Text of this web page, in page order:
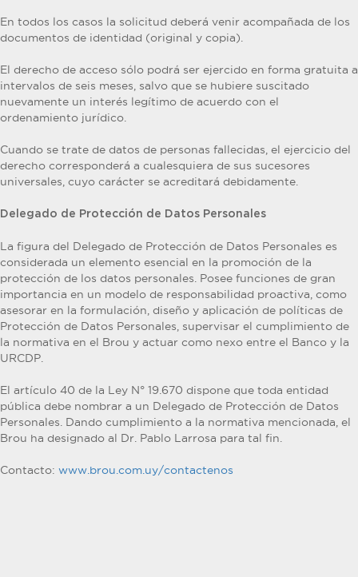
En todos los casos la solicitud deberá venir acompañada de los
documentos de identidad (original y copia).
El derecho de acceso sólo podrá ser ejercido en forma gratuita a
intervalos de seis meses, salvo que se hubiere suscitado
nuevamente un interés legítimo de acuerdo con el
ordenamiento jurídico.
Cuando se trate de datos de personas fallecidas, el ejercicio del
derecho corresponderá a cualesquiera de sus sucesores
universales, cuyo carácter se acreditará debidamente.
Delegado de Protección de Datos Personales
La figura del Delegado de Protección de Datos Personales es
considerada un elemento esencial en la promoción de la
protección de los datos personales. Posee funciones de gran
importancia en un modelo de responsabilidad proactiva, como
asesorar en la formulación, diseño y aplicación de políticas de
Protección de Datos Personales, supervisar el cumplimiento de
la normativa en el Brou y actuar como nexo entre el Banco y la
URCDP.
El artículo 40 de la Ley N° 19.670 dispone que toda entidad
pública debe nombrar a un Delegado de Protección de Datos
Personales. Dando cumplimiento a la normativa mencionada, el
Brou ha designado al Dr. Pablo Larrosa para tal fin.
Contacto: www.brou.com.uy/contactenos